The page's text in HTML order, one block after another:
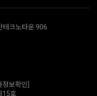
테크노타운 906
정보확인]
호